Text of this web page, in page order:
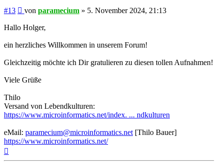
#13 Beitrag
von paramecium » 5. November 2024, 21:13
Hallo Holger,
ein herzliches Willkommen in unserem Forum!
Gleichzeitig möchte ich Dir gratulieren zu diesen tollen Aufnahmen!
Viele Grüße
Thilo
Versand von Lebendkulturen:
https://www.microinformatics.net/index. ... ndkulturen
eMail: paramecium@microinformatics.net [Thilo Bauer]
https://www.microinformatics.net/